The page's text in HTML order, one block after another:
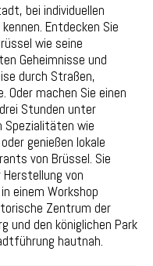
bei individuellen
Entdecken Sie
wie seine
Geheimnisse und
durch Straßen,
Oder machen Sie einen
Stunden unter
Spezialitäten wie
genießen lokale
von Brüssel. Sie
von
einem Workshop
Zentrum der
und den königlichen Park
hautnah.